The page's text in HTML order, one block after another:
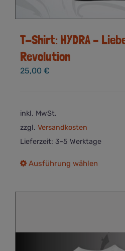
T-Shirt: HYDRA –
Revolution
25,00 €
inkl. MwSt.
zzgl. Versandkosten
Lieferzeit: 3-5 Werktage
Ausführung wählen
Die